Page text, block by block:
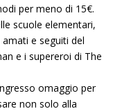
per meno di 15€.
scuole elementari,
e seguiti del
e i supereroi di The
omaggio per
non solo alla